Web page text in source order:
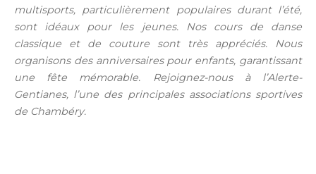
multisports, particulièrement populaires durant l’été,
sont idéaux pour les jeunes. Nos cours de danse
classique et de couture sont très appréciés. Nous
organisons des anniversaires pour enfants, garantissant
une fête mémorable. Rejoignez-nous à l’Alerte-
Gentianes, l’une des principales associations sportives
de Chambéry.